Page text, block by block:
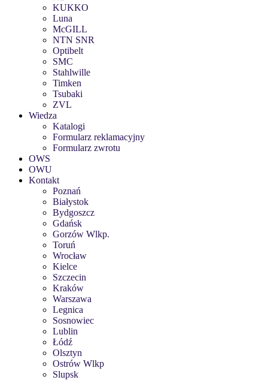
KUKKO
Luna
McGILL
NTN SNR
Optibelt
SMC
Stahlwille
Timken
Tsubaki
ZVL
Wiedza
Katalogi
Formularz reklamacyjny
Formularz zwrotu
OWS
OWU
Kontakt
Poznań
Białystok
Bydgoszcz
Gdańsk
Gorzów Wlkp.
Toruń
Wrocław
Kielce
Szczecin
Kraków
Warszawa
Legnica
Sosnowiec
Lublin
Łódź
Olsztyn
Ostrów Wlkp
Slupsk